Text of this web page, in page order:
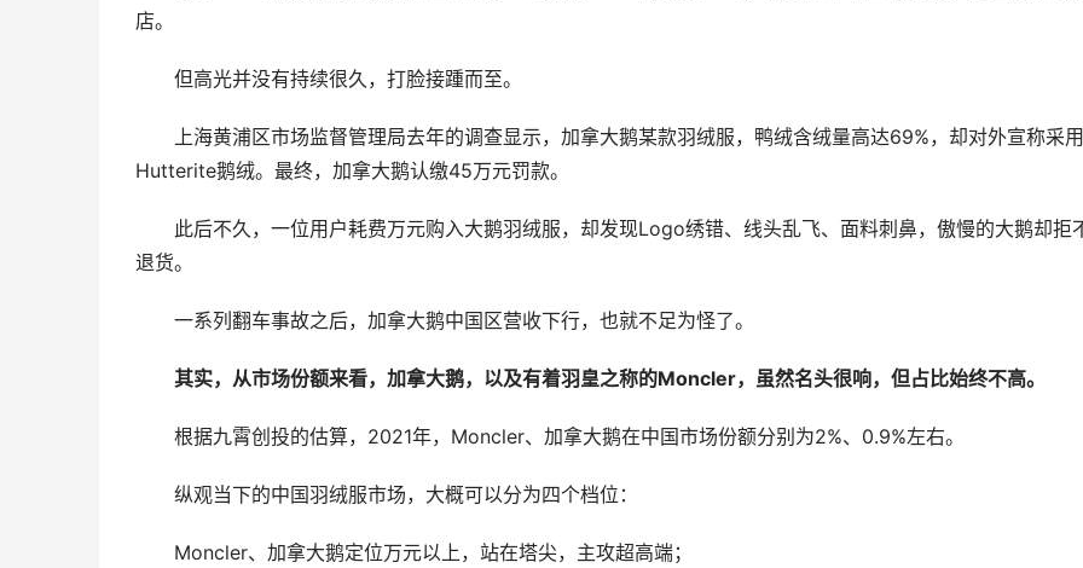
店。
但高光并没有持续很久，打脸接踵而至。
上海黄浦区市场监督管理局去年的调查显示，加拿大鹅某款羽绒服，鸭绒含绒量高达69%，却对外宣称采用
Hutterite鹅绒。最终，加拿大鹅认缴45万元罚款。
此后不久，一位用户耗费万元购入大鹅羽绒服，却发现Logo绣错、线头乱飞、面料刺鼻，傲慢的大鹅却拒
退货。
一系列翻车事故之后，加拿大鹅中国区营收下行，也就不足为怪了。
其实，从市场份额来看，加拿大鹅，以及有着羽皇之称的Moncler，虽然名头很响，但占比始终不高。
根据九霄创投的估算，2021年，Moncler、加拿大鹅在中国市场份额分别为2%、0.9%左右。
纵观当下的中国羽绒服市场，大概可以分为四个档位：
Moncler、加拿大鹅定位万元以上，站在塔尖，主攻超高端；